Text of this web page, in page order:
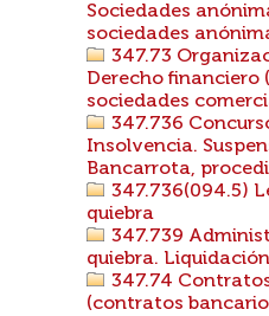
Sociedades
sociedades
347.73
Derecho financiero
sociedades
347.736
Insolvencia.
Bancarrota,
347.736(094.5)
quiebra
347.739
quiebra.
347.74
(contratos